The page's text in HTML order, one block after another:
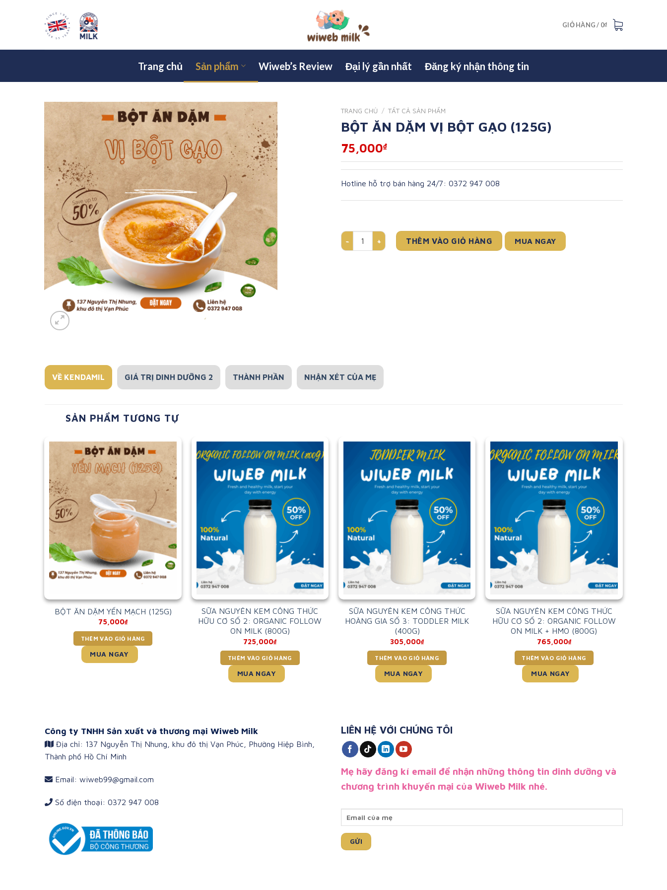
GIỎ HÀNG / 0₫
Trang chủ Sản phẩm Wiweb’s Review Đại lý gần nhất Đăng ký nhận thông tin
TRANG CHỦ / TẤT CẢ SẢN PHẨM
BỘT ĂN DẶM VỊ BỘT GẠO (125G)
75,000₫
Hotline hỗ trợ bán hàng 24/7: 0372 947 008
BỘT ĂN DẶM VỊ BỘT GẠO (125G) số lượng
THÊM VÀO GIỎ HÀNG MUA NGAY
VỀ KENDAMIL GIÁ TRỊ DINH DƯỠNG 2 THÀNH PHẦN NHẬN XÉT CỦA MẸ
SẢN PHẨM TƯƠNG TỰ
BỘT ĂN DẶM YẾN MẠCH (125G)
75,000₫
THÊM VÀO GIỎ HÀNG
MUA NGAY
SỮA NGUYÊN KEM CÔNG THỨC
HỮU CƠ SỐ 2: ORGANIC FOLLOW
ON MILK (800G)
725,000₫
THÊM VÀO GIỎ HÀNG
MUA NGAY
SỮA NGUYÊN KEM CÔNG THỨC
HOÀNG GIA SỐ 3: TODDLER MILK
(400G)
305,000₫
THÊM VÀO GIỎ HÀNG
MUA NGAY
SỮA NGUYÊN KEM CÔNG THỨC
HỮU CƠ SỐ 2: ORGANIC FOLLOW
ON MILK + HMO (800G)
765,000₫
THÊM VÀO GIỎ HÀNG
MUA NGAY
Công ty TNHH Sản xuất và thương mại Wiweb Milk
Địa chỉ: 137 Nguyễn Thị Nhung, khu đô thị Vạn Phúc, Phường Hiệp Bình,
Thành phố Hồ Chí Minh
Email: wiweb99@gmail.com
Số điện thoại: 0372 947 008
LIÊN HỆ VỚI CHÚNG TÔI
Mẹ hãy đăng kí email để nhận những thông tin dinh dưỡng và
chương trình khuyến mại của Wiweb Milk nhé.